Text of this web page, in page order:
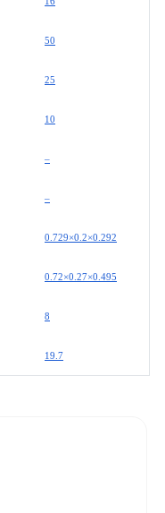
50
25
10
–
–
0.729×0.2×0.292
0.72×0.27×0.495
8
19.7